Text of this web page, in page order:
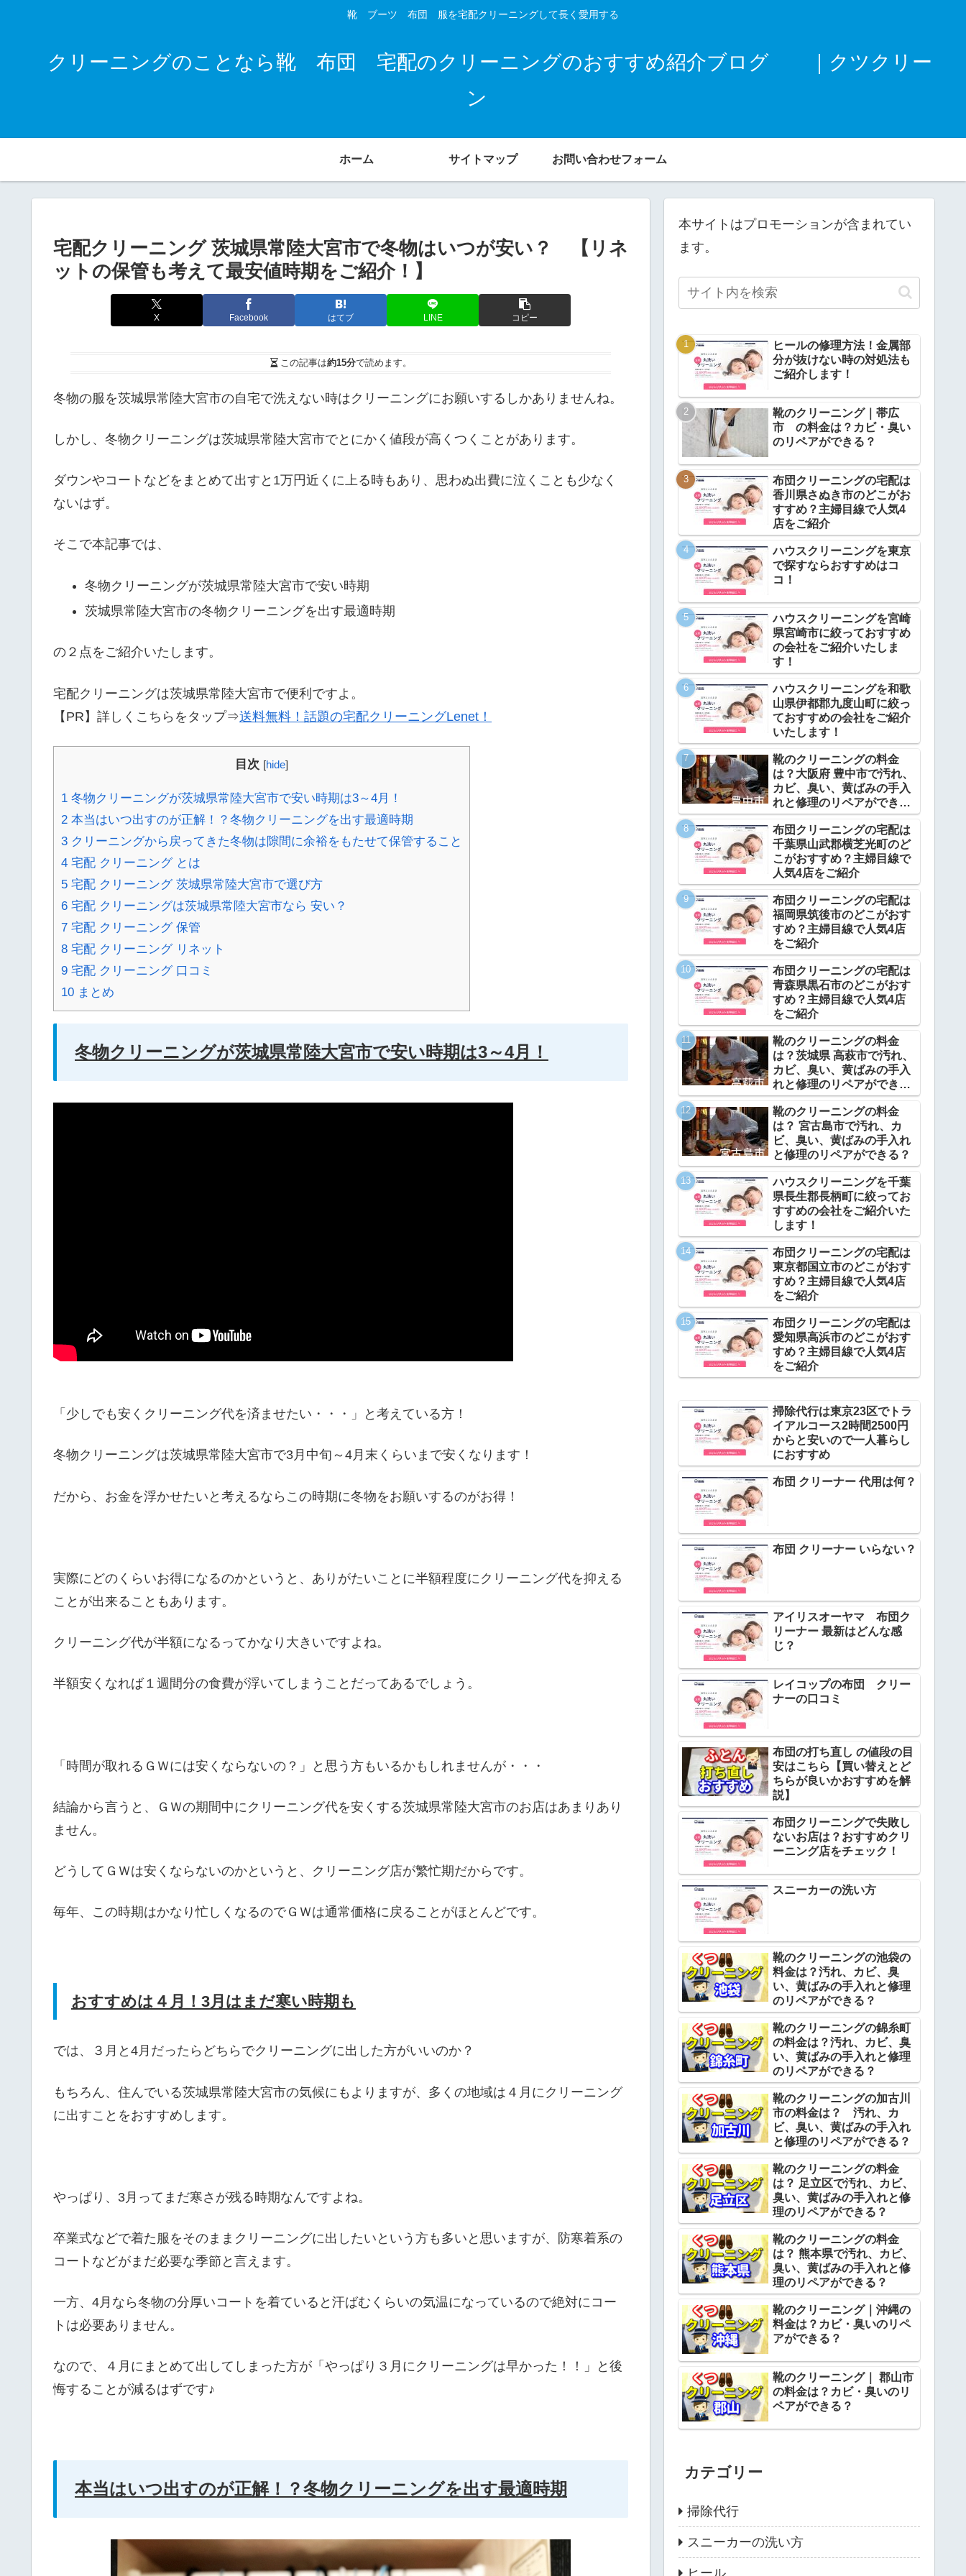
靴 ブーツ 布団 服を宅配クリーニングして長く愛用する
クリーニングのことなら靴 布団 宅配のクリーニングのおすすめ紹介ブログ ｜クツクリー
ン
ホーム サイトマップ お問い合わせフォーム
宅配クリーニング 茨城県常陸大宮市で冬物はいつが安い？ 【リネ
ットの保管も考えて最安値時期をご紹介！】
X Facebook はてブ LINE コピー
この記事は約15分で読めます。
冬物の服を茨城県常陸大宮市の自宅で洗えない時はクリーニングにお願いするしかありませんね。
しかし、冬物クリーニングは茨城県常陸大宮市でとにかく値段が高くつくことがあります。
ダウンやコートなどをまとめて出すと1万円近くに上る時もあり、思わぬ出費に泣くことも少なく
ないはず。
そこで本記事では、
冬物クリーニングが茨城県常陸大宮市で安い時期
茨城県常陸大宮市の冬物クリーニングを出す最適時期
の２点をご紹介いたします。
宅配クリーニングは茨城県常陸大宮市で便利ですよ。
【PR】詳しくこちらをタップ⇒送料無料！話題の宅配クリーニングLenet！
目次 [hide]
1 冬物クリーニングが茨城県常陸大宮市で安い時期は3～4月！
2 本当はいつ出すのが正解！？冬物クリーニングを出す最適時期
3 クリーニングから戻ってきた冬物は隙間に余裕をもたせて保管すること
4 宅配 クリーニング とは
5 宅配 クリーニング 茨城県常陸大宮市で選び方
6 宅配 クリーニングは茨城県常陸大宮市なら 安い？
7 宅配 クリーニング 保管
8 宅配 クリーニング リネット
9 宅配 クリーニング 口コミ
10 まとめ
冬物クリーニングが茨城県常陸大宮市で安い時期は3～4月！
「少しでも安くクリーニング代を済ませたい・・・」と考えている方！
冬物クリーニングは茨城県常陸大宮市で3月中旬～4月末くらいまで安くなります！
だから、お金を浮かせたいと考えるならこの時期に冬物をお願いするのがお得！
実際にどのくらいお得になるのかというと、ありがたいことに半額程度にクリーニング代を抑える
ことが出来ることもあります。
クリーニング代が半額になるってかなり大きいですよね。
半額安くなれば１週間分の食費が浮いてしまうことだってあるでしょう。
「時間が取れるＧＷには安くならないの？」と思う方もいるかもしれませんが・・・
結論から言うと、ＧＷの期間中にクリーニング代を安くする茨城県常陸大宮市のお店はあまりあり
ません。
どうしてＧＷは安くならないのかというと、クリーニング店が繁忙期だからです。
毎年、この時期はかなり忙しくなるのでＧＷは通常価格に戻ることがほとんどです。
おすすめは４月！3月はまだ寒い時期も
では、３月と4月だったらどちらでクリーニングに出した方がいいのか？
もちろん、住んでいる茨城県常陸大宮市の気候にもよりますが、多くの地域は４月にクリーニング
に出すことをおすすめします。
やっぱり、3月ってまだ寒さが残る時期なんですよね。
卒業式などで着た服をそのままクリーニングに出したいという方も多いと思いますが、防寒着系の
コートなどがまだ必要な季節と言えます。
一方、4月なら冬物の分厚いコートを着ていると汗ばむくらいの気温になっているので絶対にコー
トは必要ありません。
なので、４月にまとめて出してしまった方が「やっぱり３月にクリーニングは早かった！！」と後
悔することが減るはずです♪
本当はいつ出すのが正解！？冬物クリーニングを出す最適時期
本サイトはプロモーションが含まれてい
ます。
ヒールの修理方法！金属部
分が抜けない時の対処法も
ご紹介します！
靴のクリーニング｜帯広
市 の料金は？カビ・臭い
のリペアができる？
布団クリーニングの宅配は
香川県さぬき市のどこがお
すすめ？主婦目線で人気4
店をご紹介
ハウスクリーニングを東京
で探すならおすすめはコ
コ！
ハウスクリーニングを宮崎
県宮崎市に絞っておすすめ
の会社をご紹介いたしま
す！
ハウスクリーニングを和歌
山県伊都郡九度山町に絞っ
ておすすめの会社をご紹介
いたします！
靴のクリーニングの料金
は？大阪府 豊中市で汚れ、
カビ、臭い、黄ばみの手入
れと修理のリペアができ
る？
布団クリーニングの宅配は
千葉県山武郡横芝光町のど
こがおすすめ？主婦目線で
人気4店をご紹介
布団クリーニングの宅配は
福岡県筑後市のどこがおす
すめ？主婦目線で人気4店
をご紹介
布団クリーニングの宅配は
青森県黒石市のどこがおす
すめ？主婦目線で人気4店
をご紹介
靴のクリーニングの料金
は？茨城県 高萩市で汚れ、
カビ、臭い、黄ばみの手入
れと修理のリペアができ
る？
靴のクリーニングの料金
は？ 宮古島市で汚れ、カ
ビ、臭い、黄ばみの手入れ
と修理のリペアができる？
ハウスクリーニングを千葉
県長生郡長柄町に絞ってお
すすめの会社をご紹介いた
します！
布団クリーニングの宅配は
東京都国立市のどこがおす
すめ？主婦目線で人気4店
をご紹介
布団クリーニングの宅配は
愛知県高浜市のどこがおす
すめ？主婦目線で人気4店
をご紹介
掃除代行は東京23区でトラ
イアルコース2時間2500円
からと安いので一人暮らし
におすすめ
布団 クリーナー 代用は何？
布団 クリーナー いらない？
アイリスオーヤマ 布団ク
リーナー 最新はどんな感
じ？
レイコップの布団 クリー
ナーの口コミ
布団の打ち直し の値段の目
安はこちら【買い替えとど
ちらが良いかおすすめを解
説】
布団クリーニングで失敗し
ないお店は？おすすめクリ
ーニング店をチェック！
スニーカーの洗い方
靴のクリーニングの池袋の
料金は？汚れ、カビ、臭
い、黄ばみの手入れと修理
のリペアができる？
靴のクリーニングの錦糸町
の料金は？汚れ、カビ、臭
い、黄ばみの手入れと修理
のリペアができる？
靴のクリーニングの加古川
市の料金は？ 汚れ、カ
ビ、臭い、黄ばみの手入れ
と修理のリペアができる？
靴のクリーニングの料金
は？ 足立区で汚れ、カビ、
臭い、黄ばみの手入れと修
理のリペアができる？
靴のクリーニングの料金
は？ 熊本県で汚れ、カビ、
臭い、黄ばみの手入れと修
理のリペアができる？
靴のクリーニング｜沖縄の
料金は？カビ・臭いのリペ
アができる？
靴のクリーニング｜ 郡山市
の料金は？カビ・臭いのリ
ペアができる？
カテゴリー
掃除代行
スニーカーの洗い方
ヒール